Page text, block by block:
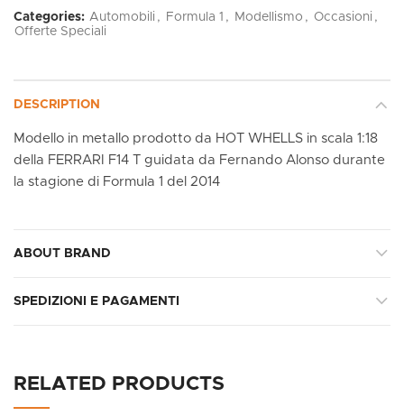
Categories: Automobili , Formula 1 , Modellismo , Occasioni ,
Offerte Speciali
DESCRIPTION
Modello in metallo prodotto da HOT WHELLS in scala 1:18
della FERRARI F14 T guidata da Fernando Alonso durante
la stagione di Formula 1 del 2014
ABOUT BRAND
SPEDIZIONI E PAGAMENTI
RELATED PRODUCTS